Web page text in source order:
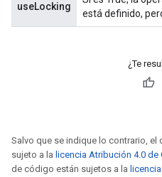
useLocking
está definido,
¿Te
Salvo que se indique lo contrario,
sujeto a la licencia Atribución 4.0 de
de código están sujetos a la